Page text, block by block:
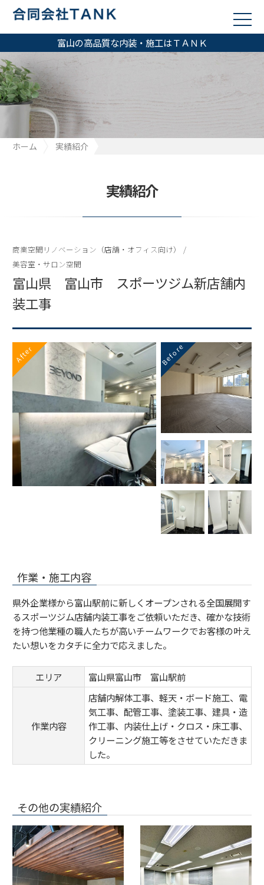
富山の高品質な内装・施工はＴＡＮＫ
ホーム
実績紹介
実績紹介
商業空間リノベーション（店舗・オフィス向け）
/
美容室・サロン空間
富山県 富山市 スポーツジム新店舗内
装工事
After Before
作業・施工内容
県外企業様から富山駅前に新しくオープンされる全国展開す
るスポーツジム店舗内装工事をご依頼いただき、確かな技術
を持つ他業種の職人たちが高いチームワークでお客様の叶え
たい想いをカタチに全力で応えました。
エリア 富山県富山市 富山駅前
作業内容
店舗内解体工事、軽天・ボード施工、電
気工事、配管工事、塗装工事、建具・造
作工事、内装仕上げ・クロス・床工事、
クリーニング施工等をさせていただきま
した。
その他の実績紹介